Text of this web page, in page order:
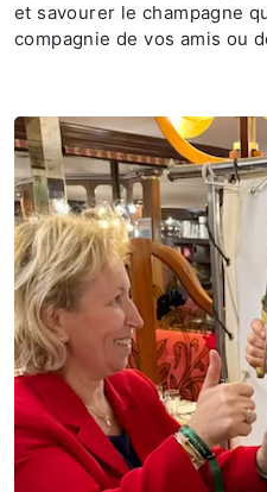
et savourer le champagne
compagnie de vos amis ou